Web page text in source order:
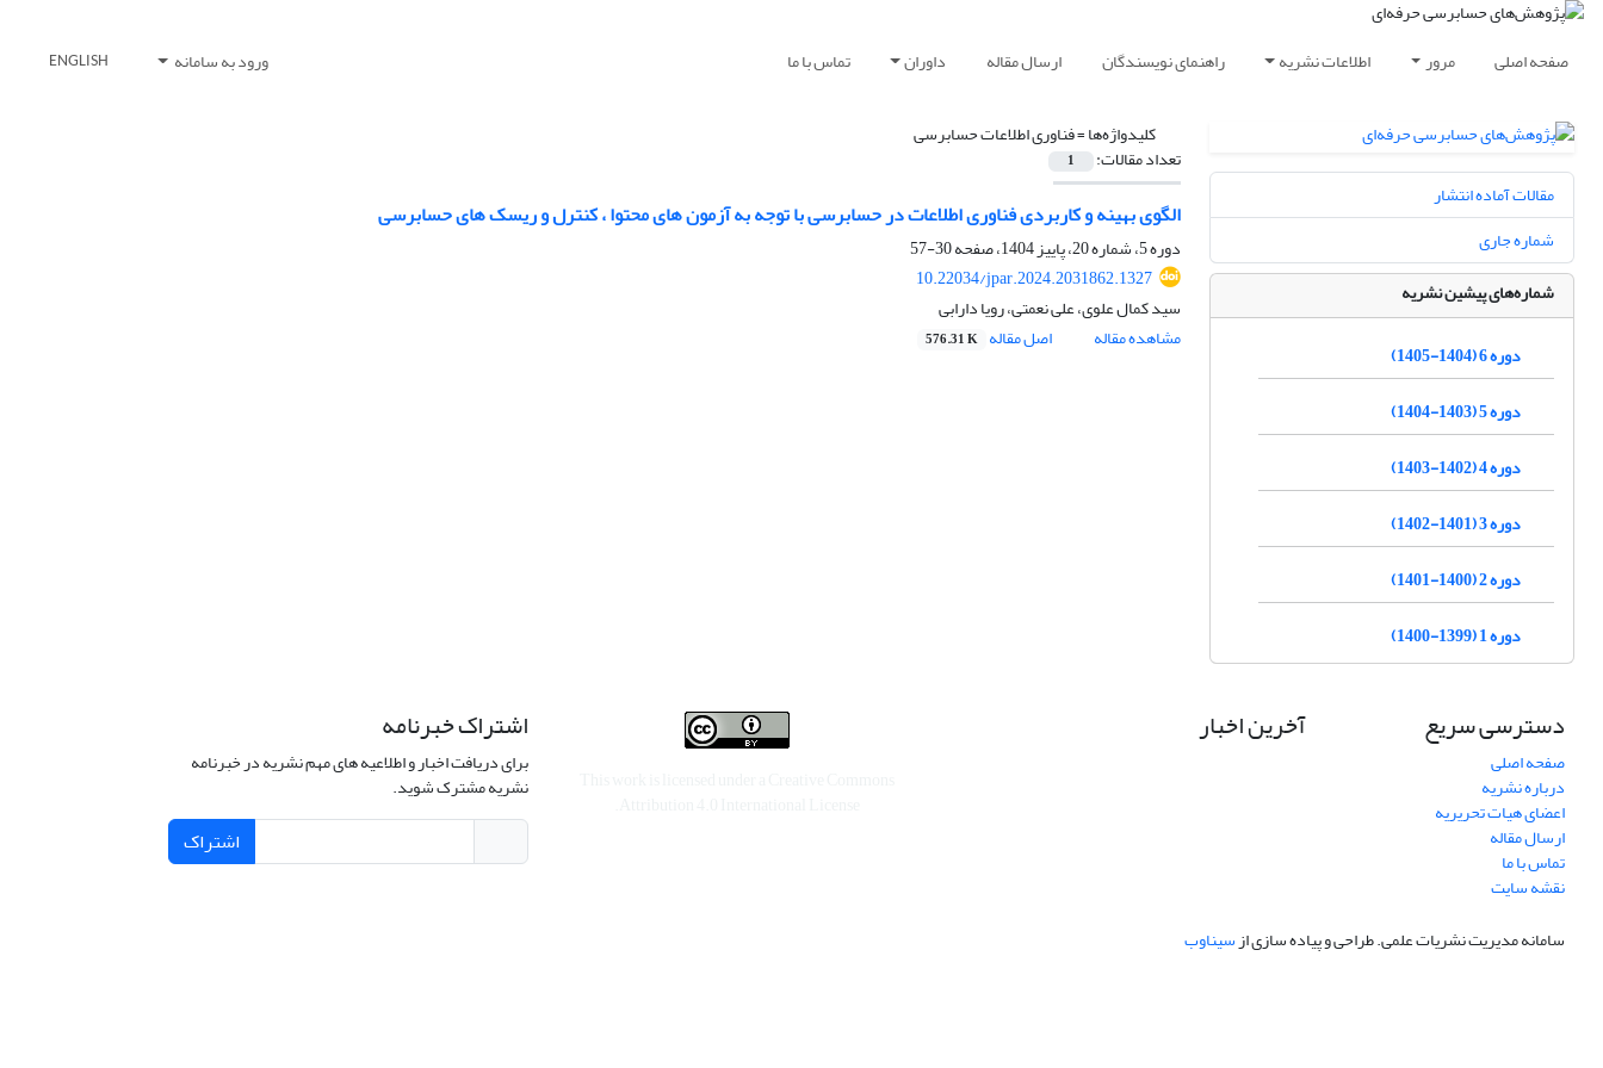
صفحه اصلی مرور اطلاعات نشریه راهنمای نویسندگان ارسال مقاله داوران تماس با ما ورود به سامانه ENGLISH
کلیدواژه‌ها =فناوری ‌اطلاعات حسابرسی
تعداد مقالات: 1
الگوی بهینه و کاربردی فناوری اطلاعات در حسابرسی با توجه به آزمون های محتوا ، کنترل و ریسک های حسابرسی
دوره 5، شماره 20، پاییز 1404، صفحه
30-57
10.22034/jpar.2024.2031862.1327
سید کمال علوی، علی نعمتی، رویا دارابی
مشاهده مقاله
اصل مقاله 576.31 K
مقالات آماده انتشار
شماره جاری
شماره‌های پیشین نشریه
دوره 6 (1404-1405)
دوره 5 (1403-1404)
دوره 4 (1402-1403)
دوره 3 (1401-1402)
دوره 2 (1400-1401)
دوره 1 (1399-1400)
دسترسی سریع
صفحه اصلی
درباره نشریه
اعضای هیات تحریریه
ارسال مقاله
تماس با ما
نقشه سایت
آخرین اخبار اشتراک خبرنامه
برای دریافت اخبار و اطلاعیه های مهم نشریه در خبرنامه
نشریه مشترک شوید.
اشتراک
سامانه مدیریت نشریات علمی.طراحی و پیاده سازی ازسیناوب